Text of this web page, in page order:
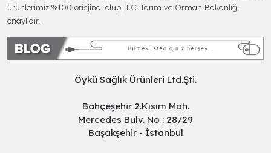
ürünlerimiz %100 orisjinal olup, T.C. Tarım ve Orman Bakanlığı
onaylıdır.
Öykü Sağlık Ürünleri Ltd.Şti.
Bahçeşehir 2.Kısım Mah.
Mercedes Bulv. No : 28/29
Başakşehir - İstanbul